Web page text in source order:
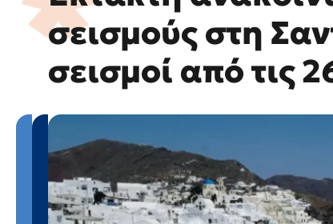
σεισμούς στη
σεισμοί από τις